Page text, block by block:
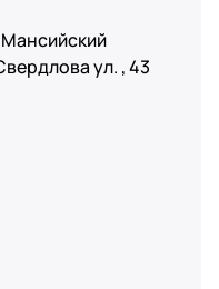
15 жилых комнат,
и котельная
дляул. , 43